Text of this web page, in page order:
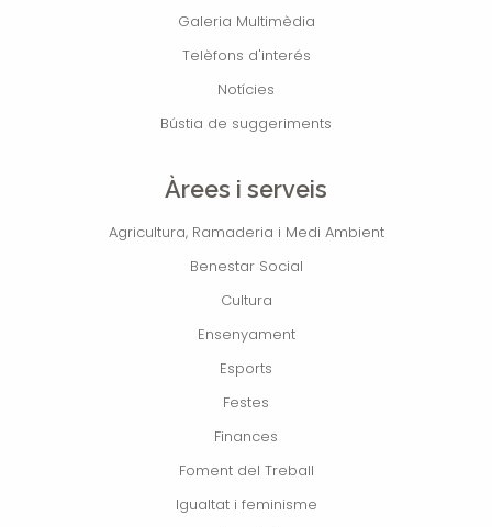
Galeria Multimèdia
Telèfons d'interés
Notícies
Bústia de suggeriments
Àrees i serveis
Agricultura, Ramaderia i Medi Ambient
Benestar Social
Cultura
Ensenyament
Esports
Festes
Finances
Foment del Treball
Igualtat i feminisme